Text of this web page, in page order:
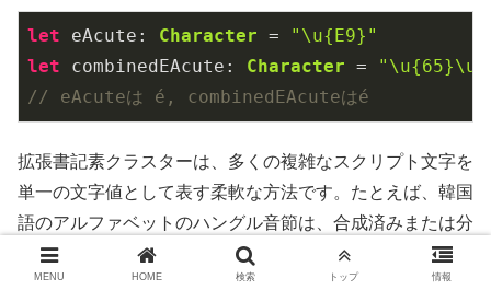
let eAcute: Character =
"\u{E9}"
let combinedEAcute: Character =
// eAcuteは é, combinedEAcuteはé
拡張書記素クラスターは、多くの複雑なスクリプト文字を
単一の文字値として表す柔軟な方法です。たとえば、韓国
語のアルファベットのハングル音節は、合成済みまたは分
解済みのシーケンスとして表すことができます。これらの
表現は両方とも、Swiftでは単一の文字値として適格で
MENU HOME 検索 トップ 情報